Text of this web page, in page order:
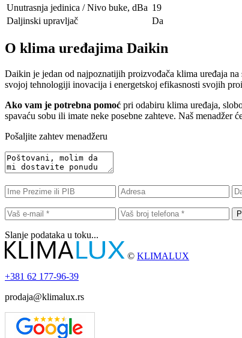
Unutrasnja jedinica / Nivo buke, dBa 19
Daljinski upravljač
Da
O klima uređajima Daikin
Daikin je jedan od najpoznatijih proizvođača klima uređaja
svojoj tehnologiji inovacija i energetskoj efikasnosti svojih
Ako vam je potrebna pomoć pri odabiru klima uređaja,
spavaću sobu ili imate neke posebne zahteve. Naš
Pošaljite zahtev menadžeru
Slanje podataka u toku...
© KLIMALUX
+381 62 177-96-39
prodaja@klimalux.rs